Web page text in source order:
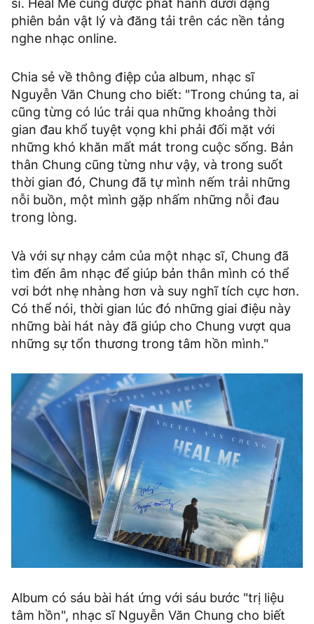
sĩ. Heal Me cũng được phát hành dưới dạng
phiên bản vật lý và đăng tải trên các nền tảng
nghe nhạc online.
Chia sẻ về thông điệp của album, nhạc sĩ
Nguyễn Văn Chung cho biết: "Trong chúng ta, ai
cũng từng có lúc trải qua những khoảng thời
gian đau khổ tuyệt vọng khi phải đối mặt với
những khó khăn mất mát trong cuộc sống. Bản
thân Chung cũng từng như vậy, và trong suốt
thời gian đó, Chung đã tự mình nếm trải những
nỗi buồn, một mình gặp nhấm những nỗi đau
trong lòng.
Và với sự nhạy cảm của một nhạc sĩ, Chung đã
tìm đến âm nhạc để giúp bản thân mình có thể
vơi bớt nhẹ nhàng hơn và suy nghĩ tích cực hơn.
Có thể nói, thời gian lúc đó những giai điệu này
những bài hát này đã giúp cho Chung vượt qua
những sự tổn thương trong tâm hồn mình."
Album có sáu bài hát ứng với sáu bước "trị liệu
tâm hồn", nhạc sĩ Nguyễn Văn Chung cho biết